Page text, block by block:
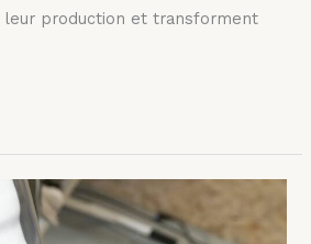
leur production et transforment